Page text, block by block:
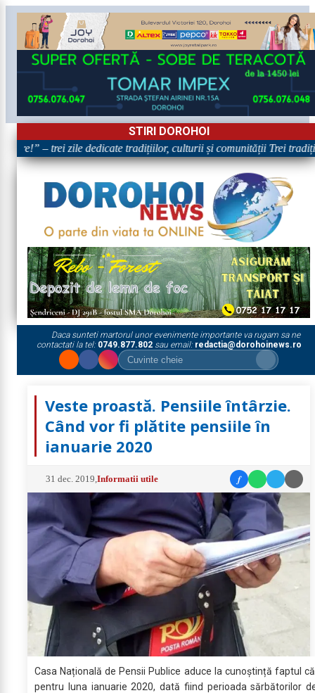
STIRI DOROHOI
– trei zile dedicate tradițiilor, culturii și comunității Trei
Daca sunteti martorul unor evenimente importante va rugam sa ne
contactati la tel: 0749.877.802sau email: redactia@dorohoinews.ro
Veste proastă. Pensiile întârzie.
Când vor fi plătite pensiile în
ianuarie 2020
31 dec. 2019 ,Informatii utile f
Casa Națională de Pensii Publice aduce la cunoștință faptul
pentru luna ianuarie 2020, dată fiind perioada sărbătorilor